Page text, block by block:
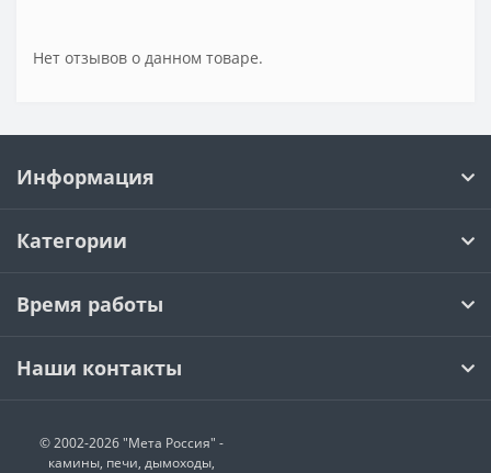
Нет отзывов о данном товаре.
Информация
Категории
Время работы
Наши контакты
© 2002-2026 "Мета Россия" -
камины, печи, дымоходы,